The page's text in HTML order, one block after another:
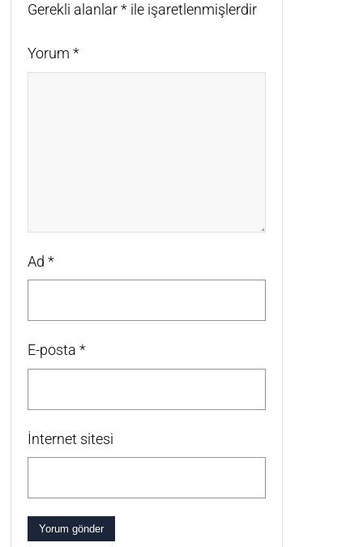
Gerekli alanlar* ile işaretlenmişlerdir
Yorum *
Ad *
E-posta *
İnternet sitesi